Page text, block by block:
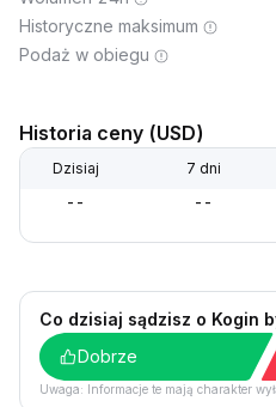
Historyczne maksimum
Podaż w obiegu
Historia ceny (USD)
Dzisiaj 7 dni
-- --
Co dzisiaj sądzisz o Kogin
Dobrze
Uwaga: Informacje te mają charakter